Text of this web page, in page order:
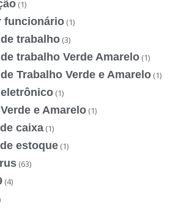
(1)
funcionário (1)
trabalho (3)
trabalho Verde Amarelo (1)
Trabalho Verde e Amarelo (1)
(1)
e Amarelo (1)
caixa (1)
estoque (1)
(63)
(4)